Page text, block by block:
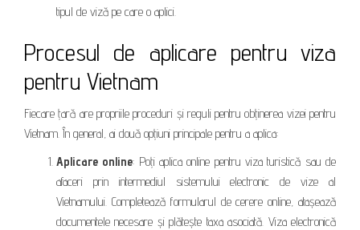
tipul de viză pe care o aplici.
Procesul de aplicare pentru viza
pentru Vietnam
Fiecare țară are propriile proceduri și reguli pentru obținerea vizei pentru
Vietnam. În general, ai două opțiuni principale pentru a aplica:
Aplicare online: Poți aplica online pentru viza turistică sau de
afaceri prin intermediul sistemului electronic de vize al
Vietnamului. Completează formularul de cerere online, atașează
documentele necesare și plătește taxa asociată. Viza electronică